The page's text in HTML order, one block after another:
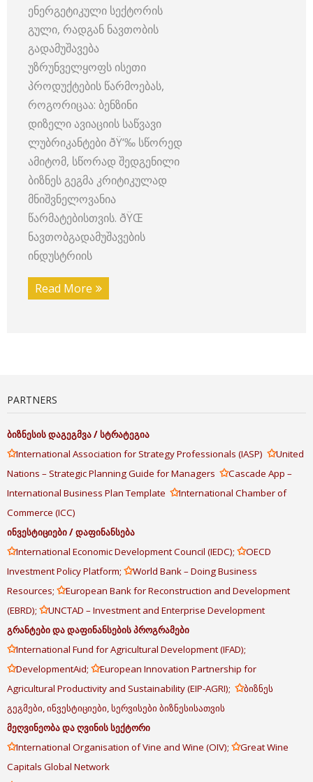
ენერგეტიკული სექტორის
გული, რადგან ნავთობის
გადამუშავება
უზრუნველყოფს ისეთი
პროდუქტების წარმოებას,
როგორიცაა: ბენზინი
დიზელი ავიაციის საწვავი
ლუბრიკანტები ðŸ‘‰ სწორედ
ამიტომ, სწორად შედგენილი
ბიზნეს გეგმა კრიტიკულად
მნიშვნელოვანია
წარმატებისთვის. ðŸŒ
ნავთობგადამუშავების
ინდუსტრიის
Read More
PARTNERS
ბიზნესისდაგეგმვა/სტრატეგია
✩International Association for Strategy Professionals (IASP) ✩United
Nations – Strategic Planning Guide for Managers ✩Cascade App –
International Business Plan Template ✩International Chamber of
Commerce (ICC)
ინვესტიციები/დაფინანსება
✩International Economic Development Council (IEDC); ✩OECD
Investment Policy Platform; ✩World Bank – Doing Business
Resources; ✩European Bank for Reconstruction and Development
(EBRD); ✩UNCTAD – Investment and Enterprise Development
გრანტებიდადაფინანსებისპროგრამები
✩International Fund for Agricultural Development (IFAD);
✩DevelopmentAid; ✩European Innovation Partnership for
Agricultural Productivity and Sustainability (EIP-AGRI); ✩ბიზნეს
გეგმები, ინვესტიციები, სერვისები ბიზნესისათვის
მეღვინეობადაღვინისსექტორი
✩International Organisation of Vine and Wine (OIV); ✩Great Wine
Capitals Global Network